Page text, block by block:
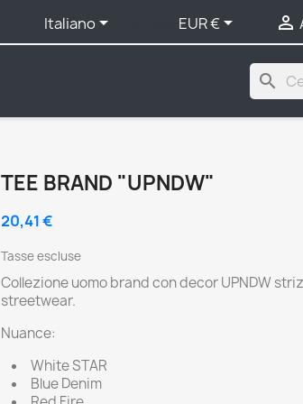
Italiano EUR € 
search
TEE BRAND "UPNDW"
20,41 €
Tasse escluse
Collezione uomo brand con decor UPNDW
streetwear.
Nuance:
White STAR
Blue Denim